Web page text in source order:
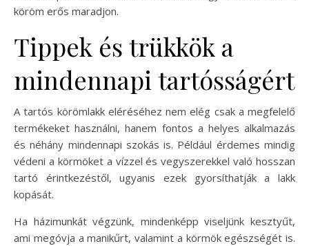
köröm erős maradjon.
Tippek és trükkök a
mindennapi tartósságért
A tartós körömlakk eléréséhez nem elég csak a megfelelő
termékeket használni, hanem fontos a helyes alkalmazás
és néhány mindennapi szokás is. Például érdemes mindig
védeni a körmöket a vízzel és vegyszerekkel való hosszan
tartó érintkezéstől, ugyanis ezek gyorsíthatják a lakk
kopását.
Ha házimunkát végzünk, mindenképp viseljünk kesztyűt,
ami megóvja a manikűrt, valamint a körmök egészségét is.